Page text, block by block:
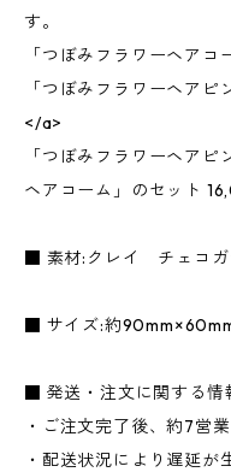
す。
「つぼみフラワーヘア
「つぼみフラワーヘア
</a>
「つぼみフラワーヘア
ヘアコーム」のセット
■ 素材:クレイ チェコガ
■ サイズ:約
■ 発送・注文に関する情
・ご注文完了後、約7営
・配送状況により遅延